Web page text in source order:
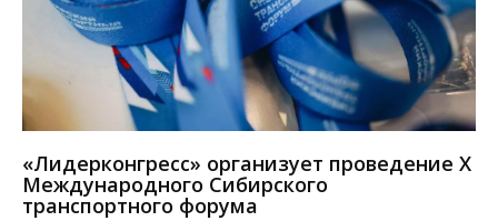
«Лидерконгресс» организует проведение X
Международного Сибирского
транспортного форума